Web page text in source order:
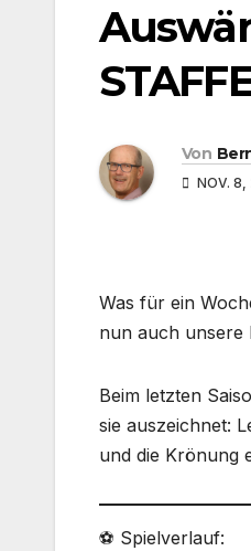
Von
NOV.
Was für ein
nun auch unsere
Beim letzten
sie auszeichnet:
und die Krönung
⚽ Spielverlauf: